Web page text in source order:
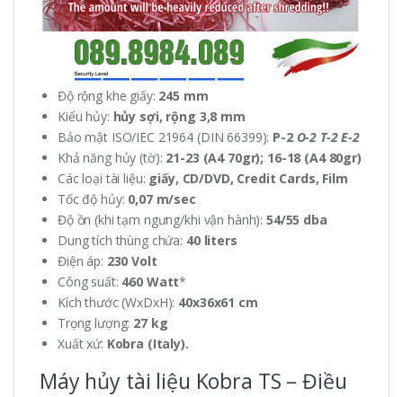
Độ rộng khe giấy: 245 mm
Kiểu hủy: hủy sợi, rộng 3,8 mm
Bảo mật ISO/IEC 21964 (DIN 66399): P-2 O-2 T-2 E-2
Khả năng hủy (tờ): 21-23 (A4 70gr); 16-18 (A4 80gr)
Các loại tài liệu: giấy, CD/DVD, Credit Cards, Film
Tốc độ hủy: 0,07 m/sec
Độ ồn (khi tạm ngưng/khi vận hành): 54/55 dba
Dung tích thùng chứa: 40 liters
Điện áp: 230 Volt
Công suất: 460 Watt*
Kích thước (WxDxH): 40x36x61 cm
Trọng lượng: 27 kg
Xuất xứ: Kobra (Italy).
Máy hủy tài liệu Kobra TS – Điều